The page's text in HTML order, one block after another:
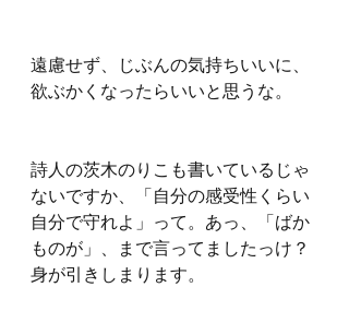
遠慮せず、じぶんの気持ちいいに、
欲ぶかくなったらいいと思うな。
詩人の茨木のりこも書いているじゃ
ないですか、「自分の感受性くらい
自分で守れよ」って。あっ、「ばか
ものが」、まで言ってましたっけ？
身が引きしまります。